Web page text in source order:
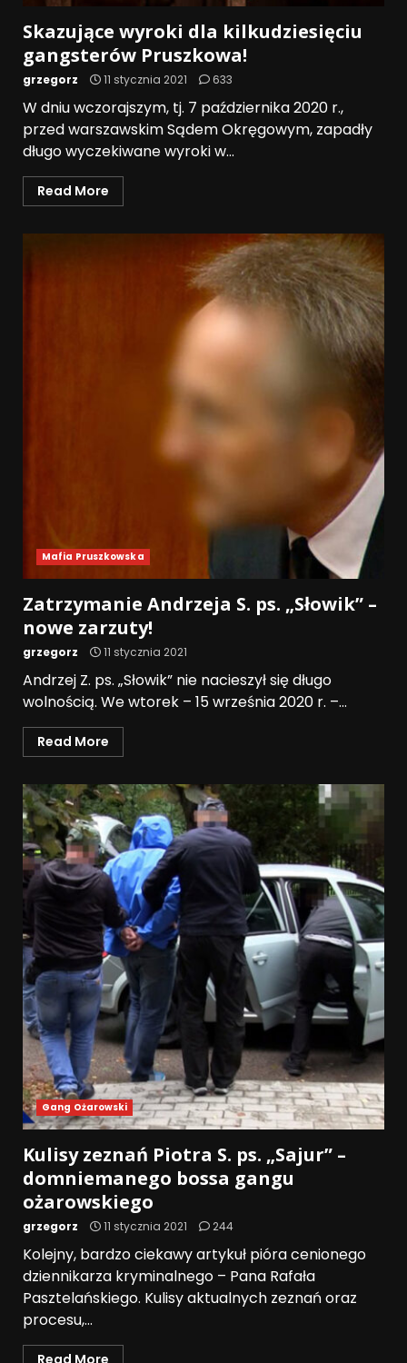
Skazujące wyroki dla kilkudziesięciu
gangsterów Pruszkowa!
grzegorz 11 stycznia 2021 633
W dniu wczorajszym, tj. 7 października 2020 r.,
przed warszawskim Sądem Okręgowym, zapadły
długo wyczekiwane wyroki w...
Read More
Mafia Pruszkowska
Zatrzymanie Andrzeja S. ps. „Słowik” –
nowe zarzuty!
grzegorz 11 stycznia 2021
Andrzej Z. ps. „Słowik” nie nacieszył się długo
wolnością. We wtorek – 15 września 2020 r. –...
Read More
Gang Ożarowski
Kulisy zeznań Piotra S. ps. „Sajur” –
domniemanego bossa gangu
ożarowskiego
grzegorz 11 stycznia 2021 244
Kolejny, bardzo ciekawy artykuł pióra cenionego
dziennikarza kryminalnego – Pana Rafała
Pasztelańskiego. Kulisy aktualnych zeznań oraz
procesu,...
Read More